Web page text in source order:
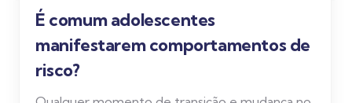
É comum adolescentes
manifestarem comportamentos de
risco?